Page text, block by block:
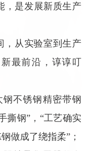
，是发展新质生产
，从实验室到生产
最前沿，谆谆叮
钢不锈钢精密带钢
撕钢”，“工艺确实
做成了绕指柔”；